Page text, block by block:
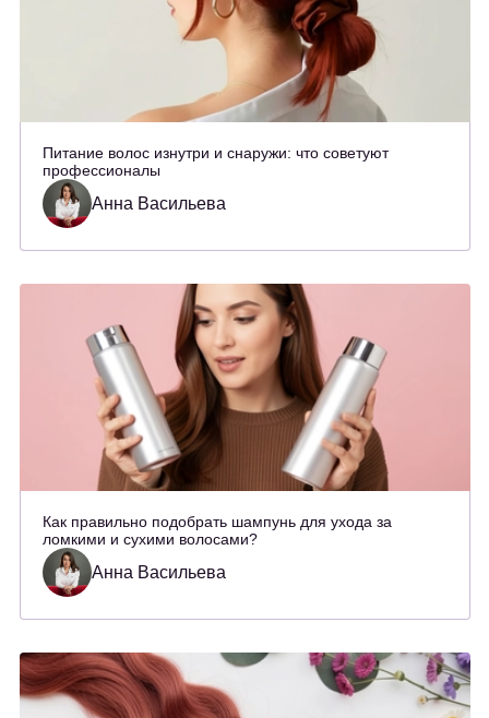
Питание волос изнутри и снаружи: что советуют
профессионалы
Анна Васильева
Как правильно подобрать шампунь для ухода за
ломкими и сухими волосами?
Анна Васильева